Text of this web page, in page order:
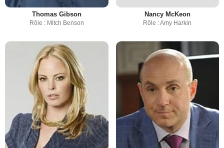
Thomas Gibson
Rôle : Mitch Benson
Nancy McKeon
Rôle : Amy Harkin